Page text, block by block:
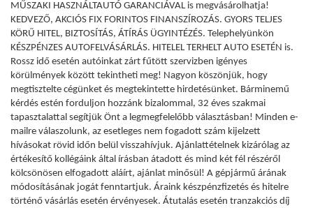
MŰSZAKI HASZNÁLTAUTÓ GARANCIÁVAL is megvásárolhatja!
KEDVEZŐ, AKCIÓS FIX FORINTOS FINANSZÍROZÁS. GYORS TELJES
KÖRŰ HITEL, BIZTOSÍTÁS, ÁTÍRÁS ÜGYINTÉZÉS. Telephelyünkön
KÉSZPÉNZES AUTOFELVÁSÁRLÁS. HITELEL TERHELT AUTO ESETÉN is.
Rossz idő esetén autóinkat zárt fűtött szervizben igényes
körülmények között tekintheti meg! Nagyon köszönjük, hogy
megtisztelte cégünket és megtekintette hirdetésünket. Bárminemű
kérdés estén forduljon hozzánk bizalommal, 32 éves szakmai
tapasztalattal segítjük Önt a legmegfelelőbb választásban! Minden e-
mailre válaszolunk, az esetleges nem fogadott szám kijelzett
hívásokat rövid időn belül visszahívjuk. Ajánlattételnek kizárólag az
értékesítő kollégáink által írásban átadott és mind két fél részéről
kölcsönösen elfogadott aláírt, ajánlat minősül! A gépjármű árának
módosításának jogát fenntartjuk. Áraink készpénzfizetés és hitelre
történő vásárlás esetén érvényesek. Átutalás esetén tranzakciós díj